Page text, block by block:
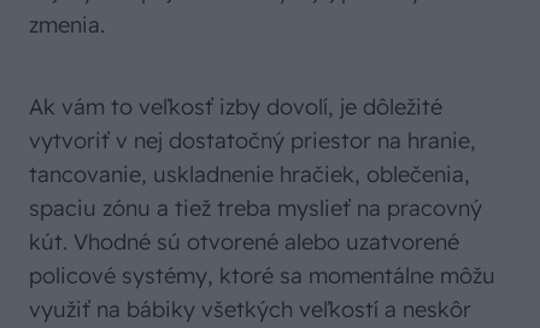
zmenia.
Ak vám to veľkosť izby dovolí, je dôležité
vytvoriť v nej dostatočný priestor na hranie,
tancovanie, uskladnenie hračiek, oblečenia,
spaciu zónu a tiež treba myslieť na pracovný
kút. Vhodné sú otvorené alebo uzatvorené
policové systémy, ktoré sa momentálne môžu
využiť na bábiky všetkých veľkostí a neskôr